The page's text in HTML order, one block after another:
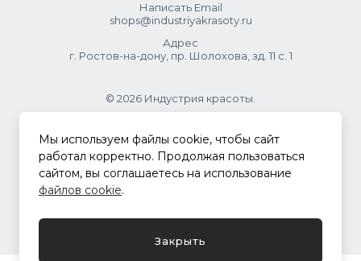
Написать Email
shops@industriyakrasoty.ru
Адрес
г. Ростов-на-дону, пр. Шолохова, зд. 11 с. 1
© 2026 Индустрия красоты.
.
Политика конфиденциальности
Мы используем файлы cookie, чтобы сайт
работал корректно. Продолжая пользоваться
сайтом, вы соглашаетесь на использование
файлов cookie.
Закрыть